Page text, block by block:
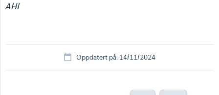
AHI
Oppdatert på: 14/11/2024